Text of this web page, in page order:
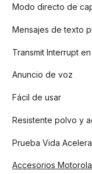
Modo directo de
Mensajes de texto
Transmit Interrupt
Anuncio de voz
Fácil de usar
Resistente polvo y
Prueba Vida
Accesorios